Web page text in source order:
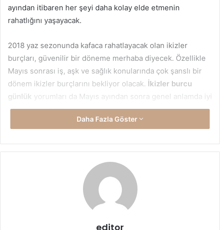
ayından itibaren her şeyi daha kolay elde etmenin
rahatlığını yaşayacak.
2018 yaz sezonunda kafaca rahatlayacak olan ikizler
burçları, güvenilir bir döneme merhaba diyecek. Özellikle
Mayıs sonrası iş, aşk ve sağlık konularında çok şanslı bir
dönem ikizler burçlarını bekliyor olacak. İkizler burcu
günlük yorumları da Mayıs ayından sonra genel anlamda iyi
sonuçlar sunacak.
ardından birçok gelişme yaşanacak ve hayatınız olağan
Daha Fazla Göster
editor